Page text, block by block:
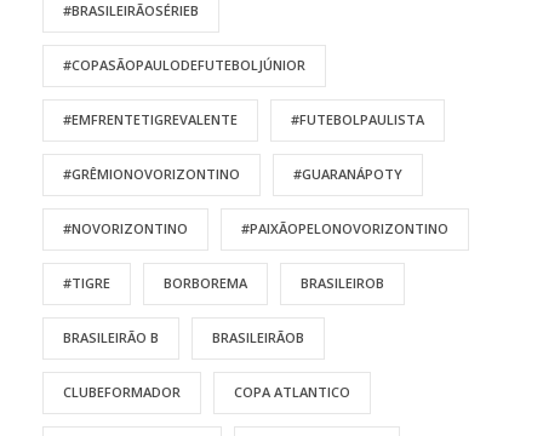
#BRASILEIRÃOSÉRIEB
#COPASÃOPAULODEFUTEBOLJÚNIOR
#EMFRENTETIGREVALENTE #FUTEBOLPAULISTA
#GRÊMIONOVORIZONTINO #GUARANÁPOTY
#NOVORIZONTINO #PAIXÃOPELONOVORIZONTINO
#TIGRE BORBOREMA BRASILEIROB
BRASILEIRÃO B BRASILEIRÃOB
CLUBEFORMADOR COPA ATLANTICO